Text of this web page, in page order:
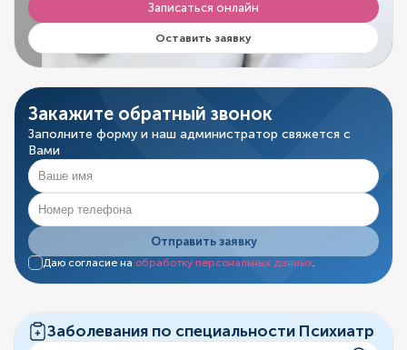
Записаться онлайн
Оставить заявку
Закажите обратный звонок
Заполните форму и наш администратор свяжется с
Вами
Отправить заявку
Даю согласие на обработку персональных данных.
Заболевания по специальности Психиатр